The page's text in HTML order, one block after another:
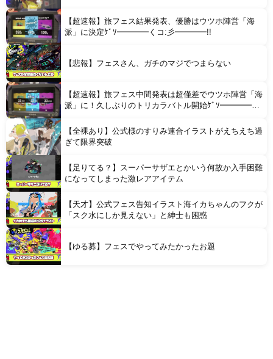
【超速報】旅フェス結果発表、優勝はウツホ陣営「海
派」に決定ｹﾞｿ━━━━くコ:彡━━━━!!
【悲報】フェスさん、ガチのマジでつまらない
【超速報】旅フェス中間発表は超僅差でウツホ陣営「海
派」に！久しぶりのトリカラバトル開始ｹﾞｿ━━━━く
【全裸あり】公式様のすりみ連合イラストがえちえち過
ぎて限界突破
【足りてる？】スーパーサザエとかいう何故か入手困難
になってしまった激レアアイテム
【天才】公式フェス告知イラスト海イカちゃんのフクが
「スク水にしか見えない」と紳士も困惑
【ゆる募】フェスでやってみたかったお題